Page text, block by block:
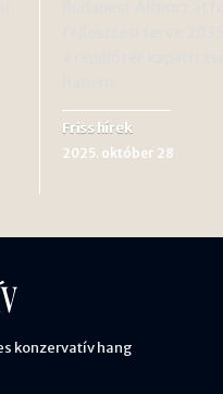
Friss hírek
2025. október 28
konzervatív hang